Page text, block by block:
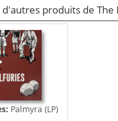
d'autres produits de The
Palmyra (LP)